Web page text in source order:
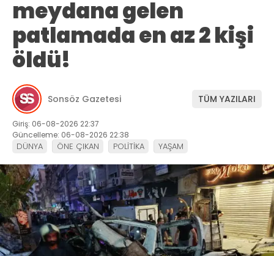
meydana gelen
patlamada en az 2 kişi
öldü!
Sonsöz Gazetesi TÜM YAZILARI
Giriş: 06-08-2026 22:37
Güncelleme: 06-08-2026 22:38
DÜNYA ÖNE ÇIKAN POLİTİKA YAŞAM